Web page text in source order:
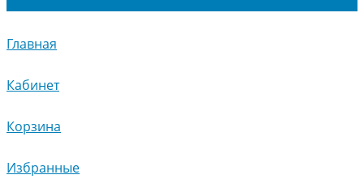
Главная
Кабинет
Корзина
Избранные